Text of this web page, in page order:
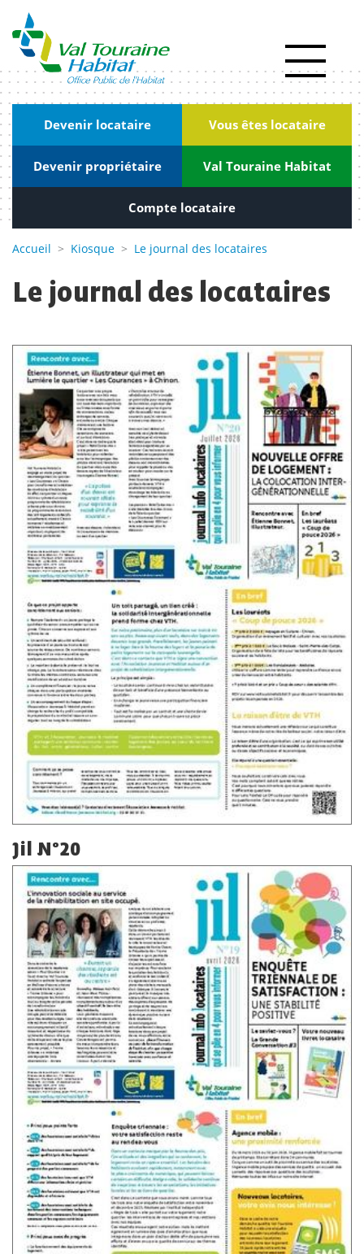
Actualités
RSE
|
Innovation
Kiosque
rejoindre
publics
Devenir locataire Vous êtes locataire
Devenir propriétaire Val Touraine Habitat
Compte locataire
Accueil > Kiosque > Le journal des locataires
Le journal des locataires
Jil N°20